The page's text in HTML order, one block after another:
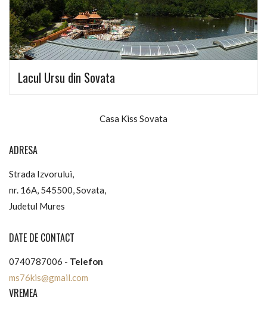
Lacul Ursu din Sovata
Casa Kiss Sovata
ADRESA
Strada Izvorului,
nr. 16A, 545500, Sovata,
Judetul Mures
DATE DE CONTACT
0740787006 - Telefon
ms76kis@gmail.com
VREMEA